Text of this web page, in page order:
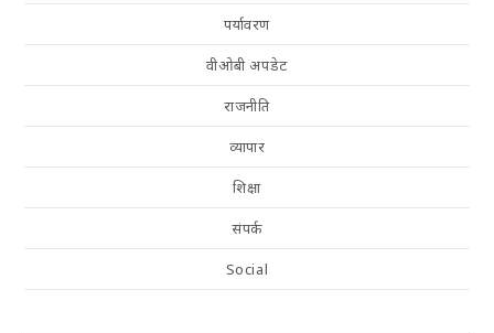
पर्यावरण
वीओबी अपडेट
राजनीति
व्यापार
शिक्षा
संपर्क
Social